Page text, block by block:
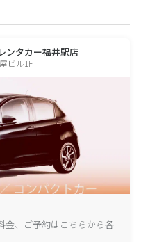
ンタカー福井駅店
ビル1F
金、ご予約はこちらから各